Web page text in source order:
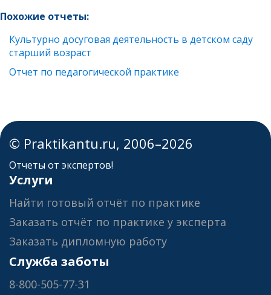
Похожие отчеты:
Культурно досуговая деятельность в детском саду
старший возраст
Отчет по педагогической практике
© Praktikantu.ru, 2006–2026
Отчеты от экспертов!
Услуги
Найти готовый отчёт по практике
Заказать отчёт по практике у эксперта
Заказать дипломную работу
Служба заботы
8-800-505-77-31